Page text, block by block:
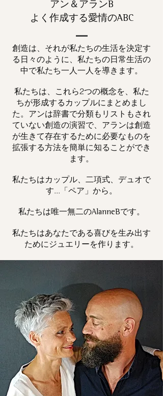
アン＆アランB
よく作成する愛情のABC
創造は、それが私たちの生活を決定す
る日々のように、私たちの日常生活の
中で私たち一人一人を導きます。
私たちは、これら2つの概念を、私た
ちが形成するカップルにまとめまし
た。アンは辞書で分類もリストもされ
ていない創造の演習で、アランは創造
が生きて存在するために必要なものを
拡張する方法を簡単に知ることができ
ます。
私たちはカップル、二項式、デュオで
す...「ペア」から。
私たちは唯一無二のAlanneBです。
私たちはあなたである喜びを生み出す
ためにジュエリーを作ります。